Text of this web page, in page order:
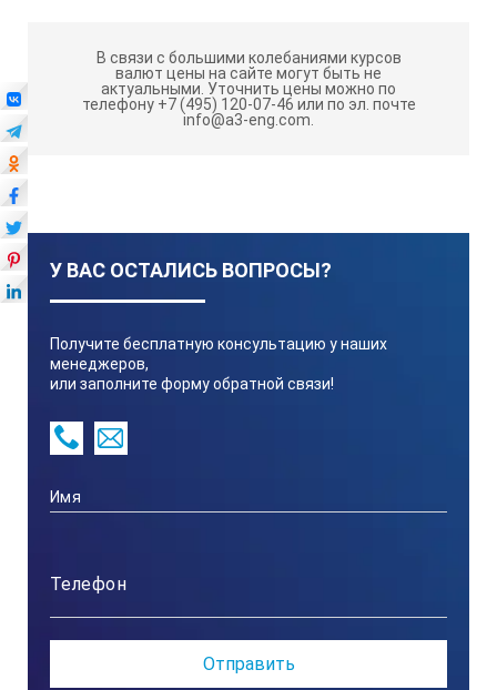
В связи с большими колебаниями курсов
валют цены на сайте могут быть не
актуальными. Уточнить цены можно по
телефону +7 (495) 120-07-46 или по эл. почте
info@a3-eng.com.
У ВАС ОСТАЛИСЬ ВОПРОСЫ?
Получите бесплатную консультацию у наших
менеджеров,
или заполните форму обратной связи!